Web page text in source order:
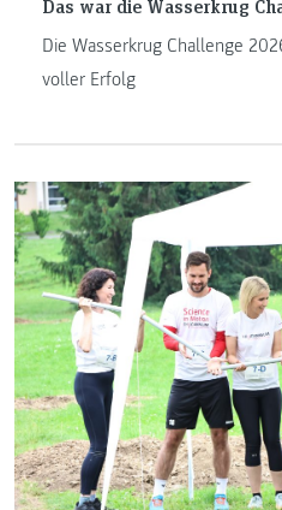
Das war die Wasserkrug
Die Wasserkrug Challenge
voller Erfolg